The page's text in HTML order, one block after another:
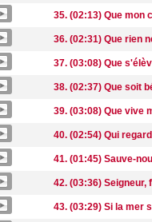
35. (02:13) Que mon
36. (02:31) Que rien
37. (03:08) Que
38. (02:37) Que soit
39. (03:08) Que vive
40. (02:54) Qui
41. (01:45) Sauve-
42. (03:36)
43. (03:29) Si la mer